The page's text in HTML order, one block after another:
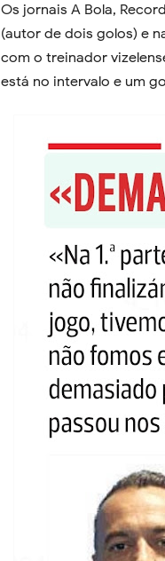
Os jornais A Bola,
(autor de dois golos) e
com o treinador
está no intervalo e um